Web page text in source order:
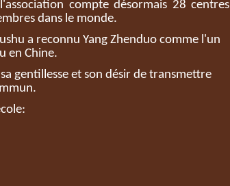
compte désormais 28 centres
dans le monde.
a reconnu Yang Zhenduo comme l'un
en Chine.
gentillesse et son désir de transmettre